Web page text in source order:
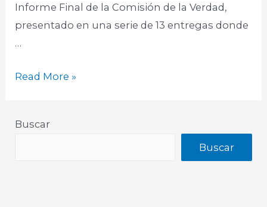
Informe Final de la Comisión de la Verdad,
presentado en una serie de 13 entregas donde
…
Read More »
Buscar
Buscar